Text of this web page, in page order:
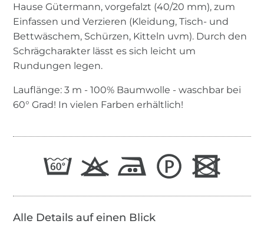
Hause Gütermann, vorgefalzt (40/20 mm), zum
Einfassen und Verzieren (Kleidung, Tisch- und
Bettwäschem, Schürzen, Kitteln uvm). Durch den
Schrägcharakter lässt es sich leicht um
Rundungen legen.
Lauflänge: 3 m - 100% Baumwolle - waschbar bei
60° Grad! In vielen Farben erhältlich!
Alle Details auf einen Blick